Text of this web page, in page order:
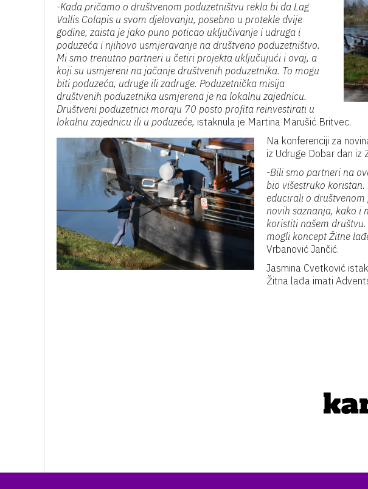
-Kada pričamo o društvenom poduzetništvu rekla bi da Lag
Vallis Colapis u svom djelovanju, posebno u protekle dvije
godine, zaista je jako puno poticao uključivanje i udruga i
poduzeća i njihovo usmjeravanje na društveno poduzetništvo.
Mi smo trenutno partneri u četiri projekta uključujući i ovaj, a
koji su usmjereni na jačanje društvenih poduzetnika. To mogu
biti poduzeća, udruge ili zadruge. Poduzetnička misija
društvenih poduzetnika usmjerena je na lokalnu zajednicu.
Društveni poduzetnici moraju 70 posto profita reinvestirati u
lokalnu zajednicu ili u poduzeće, istaknula je Martina Marušić Britvec.
Na konferenciji za
iz Udruge Dobar dan iz
-Bili smo partneri na
bio višestruko
educirali o
novih saznanja, kako i
koristiti našem
mogli koncept Žitne
Vrbanović Jančić.
Jasmina Cvetković
Žitna lađa imati